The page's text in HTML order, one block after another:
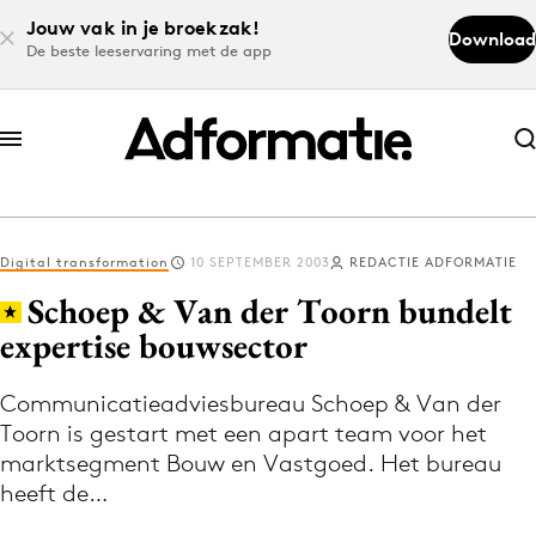
Jouw vak in je broekzak!
De beste leeservaring met de app
Download
Abonneer nu
Abonneer nu
Log in
Volg het laatste nieuws via de Adformatie
Nieuws app
Digital transformation 10 SEPTEMBER 2003 REDACTIE ADFORMATIE
Schoep & Van der Toorn bundelt
expertise bouwsector
Communicatieadviesbureau Schoep & Van der
Toorn is gestart met een apart team voor het
marktsegment Bouw en Vastgoed. Het bureau
heeft de…